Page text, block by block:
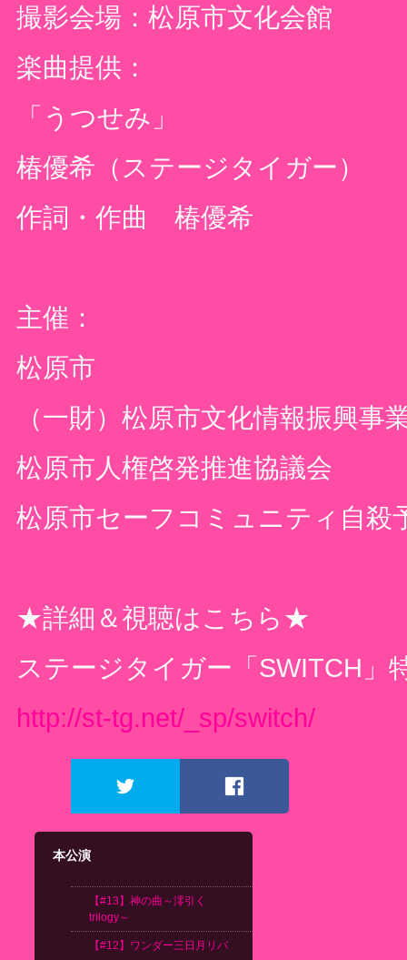
撮影会場：松原市文化会館
楽曲提供：
「うつせみ」
椿優希（ステージタイガー）
作詞・作曲 椿優希
主催：
松原市
（一財）松原市文化情報振興事
松原市人権啓発推進協議会
松原市セーフコミュニティ自殺
★詳細＆視聴はこちら★
ステージタイガー「SWITCH 」
http://st-tg.net/_sp/switch/
本公演
【#13】神の曲～澪引く
trilogy～
【#12】ワンダー三日月リバ